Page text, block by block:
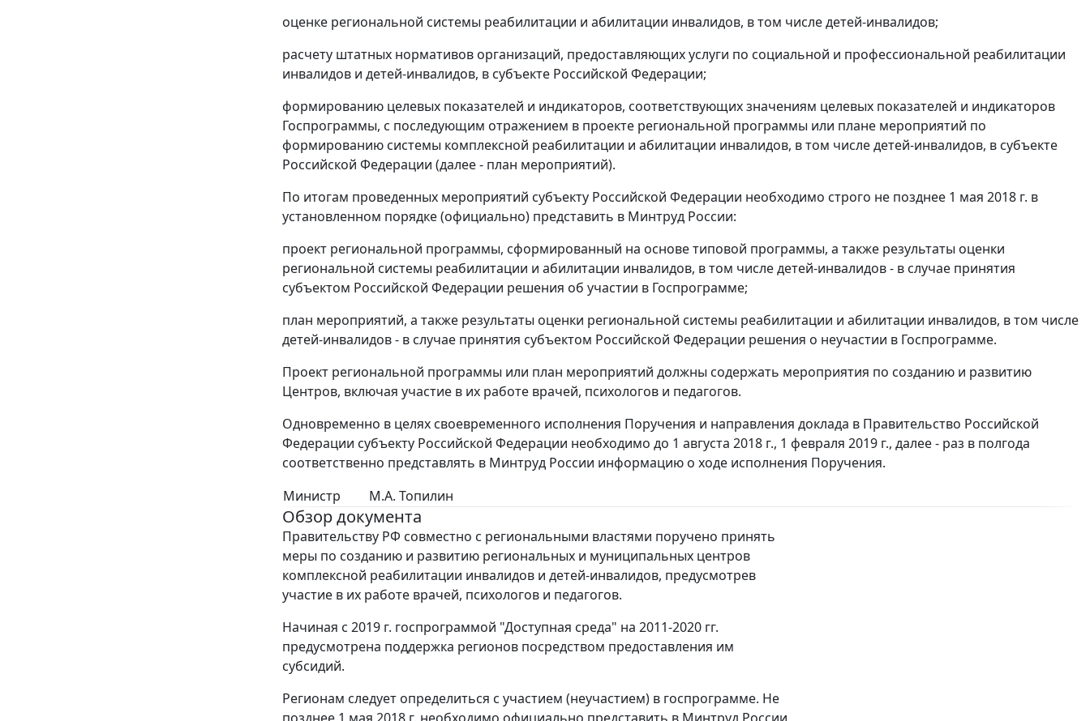
оценке региональной системы реабилитации и абилитации инвалидов, в том числе детей-инвалидов;
расчету штатных нормативов организаций, предоставляющих услуги по социальной и профессиональной реабилитации
инвалидов и детей-инвалидов, в субъекте Российской Федерации;
формированию целевых показателей и индикаторов, соответствующих значениям целевых показателей и индикаторов
Госпрограммы, с последующим отражением в проекте региональной программы или плане мероприятий по
формированию системы комплексной реабилитации и абилитации инвалидов, в том числе детей-инвалидов, в субъекте
Российской Федерации (далее - план мероприятий).
По итогам проведенных мероприятий субъекту Российской Федерации необходимо строго не позднее 1 мая 2018 г. в
установленном порядке (официально) представить в Минтруд России:
проект региональной программы, сформированный на основе типовой программы, а также результаты оценки
региональной системы реабилитации и абилитации инвалидов, в том числе детей-инвалидов - в случае принятия
субъектом Российской Федерации решения об участии в Госпрограмме;
план мероприятий, а также результаты оценки региональной системы реабилитации и абилитации инвалидов, в том числе
детей-инвалидов - в случае принятия субъектом Российской Федерации решения о неучастии в Госпрограмме.
Проект региональной программы или план мероприятий должны содержать мероприятия по созданию и развитию
Центров, включая участие в их работе врачей, психологов и педагогов.
Одновременно в целях своевременного исполнения Поручения и направления доклада в Правительство Российской
Федерации субъекту Российской Федерации необходимо до 1 августа 2018 г., 1 февраля 2019 г., далее - раз в полгода
соответственно представлять в Минтруд России информацию о ходе исполнения Поручения.
Министр
М.А. Топилин
Обзор документа
Правительству РФ совместно с региональными властями поручено принять
меры по созданию и развитию региональных и муниципальных центров
комплексной реабилитации инвалидов и детей-инвалидов, предусмотрев
участие в их работе врачей, психологов и педагогов.
Начиная с 2019 г. госпрограммой "Доступная среда" на 2011-2020 гг.
предусмотрена поддержка регионов посредством предоставления им
субсидий.
Регионам следует определиться с участием (неучастием) в госпрограмме. Не